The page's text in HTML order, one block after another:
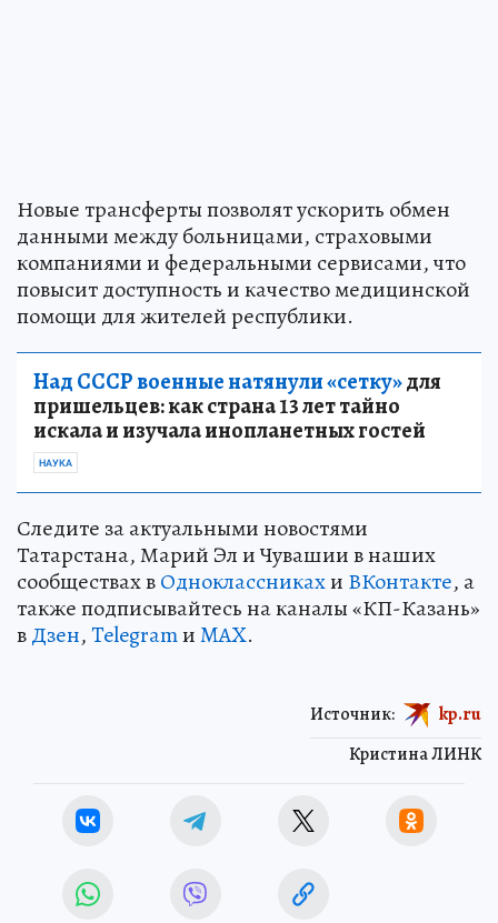
Новые трансферты позволят ускорить обмен
данными между больницами, страховыми
компаниями и федеральными сервисами, что
повысит доступность и качество медицинской
помощи для жителей республики.
Над СССР военные натянули «сетку»для
пришельцев: как страна 13 лет тайно
искала и изучала инопланетных гостей
НАУКА
Следите за актуальными новостями
Татарстана, Марий Эл и Чувашии в наших
сообществах вОдноклассникахи ВКонтакте, а
также подписывайтесь на каналы «КП-Казань»
вДзен,TelegramиMAX.
Кристина ЛИНК
Источник: kp.ru